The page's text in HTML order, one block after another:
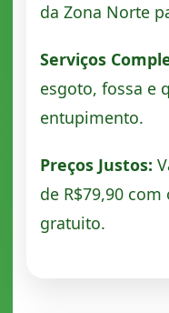
da Zona Norte
Serviços
esgoto, fossa e
entupimento.
Preços Justos:
de R$79,90
gratuito.